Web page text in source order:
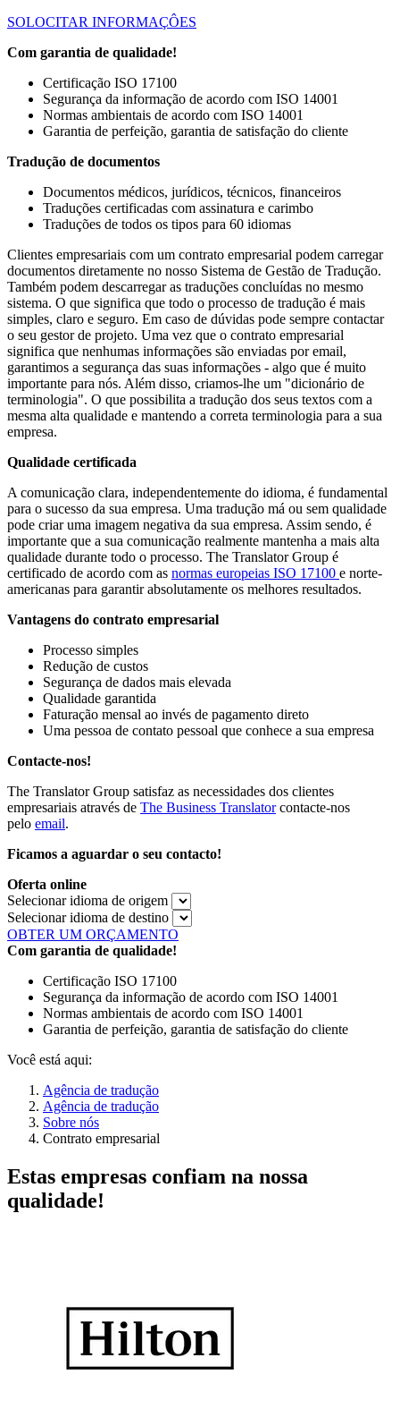
SOLOCITAR INFORMAÇÔES
Com garantia de qualidade!
Certificação ISO 17100
Segurança da informação de acordo com ISO 14001
Normas ambientais de acordo com ISO 14001
Garantia de perfeição, garantia de satisfação do cliente
Tradução de documentos
Documentos médicos, jurídicos, técnicos, financeiros
Traduções certificadas com assinatura e carimbo
Traduções de todos os tipos para 60 idiomas
Clientes empresariais com um contrato empresarial podem carregar
documentos diretamente no nosso Sistema de Gestão de Tradução.
Também podem descarregar as traduções concluídas no mesmo
sistema. O que significa que todo o processo de tradução é mais
simples, claro e seguro. Em caso de dúvidas pode sempre contactar
o seu gestor de projeto. Uma vez que o contrato empresarial
significa que nenhumas informações são enviadas por email,
garantimos a segurança das suas informações - algo que é muito
importante para nós. Além disso, criamos-lhe um "dicionário de
terminologia". O que possibilita a tradução dos seus textos com a
mesma alta qualidade e mantendo a correta terminologia para a sua
empresa.
Qualidade certificada
A comunicação clara, independentemente do idioma, é fundamental
para o sucesso da sua empresa. Uma tradução má ou sem qualidade
pode criar uma imagem negativa da sua empresa. Assim sendo, é
importante que a sua comunicação realmente mantenha a mais alta
qualidade durante todo o processo. The Translator Group é
certificado de acordo com as normas europeias ISO 17100 e norte-
americanas para garantir absolutamente os melhores resultados.
Vantagens do contrato empresarial
Processo simples
Redução de custos
Segurança de dados mais elevada
Qualidade garantida
Faturação mensal ao invés de pagamento direto
Uma pessoa de contato pessoal que conhece a sua empresa
Contacte-nos!
The Translator Group satisfaz as necessidades dos clientes
empresariais através de The Business Translatorcontacte-nos
pelo email.
Ficamos a aguardar o seu contacto!
Oferta online
Selecionar idioma de origem
Selecionar idioma de destino
OBTER UM ORÇAMENTO
Com garantia de qualidade!
Certificação ISO 17100
Segurança da informação de acordo com ISO 14001
Normas ambientais de acordo com ISO 14001
Garantia de perfeição, garantia de satisfação do cliente
Você está aqui:
Agência de tradução
Agência de tradução
Sobre nós
Contrato empresarial
Estas empresas confiam na nossa
qualidade!